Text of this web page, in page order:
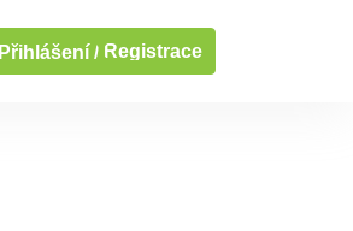
Přihlášení / Registrace